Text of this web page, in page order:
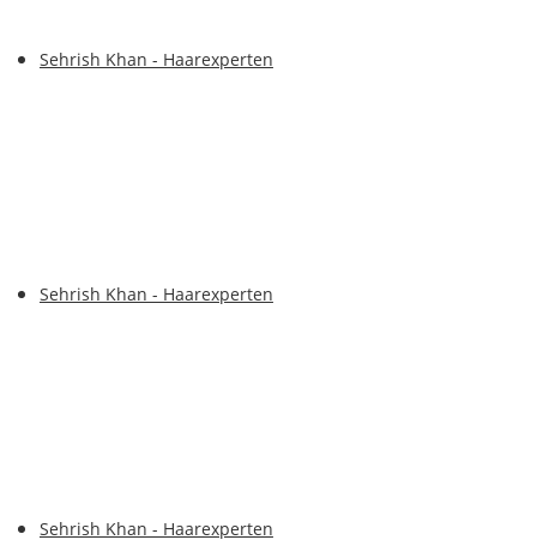
Sehrish Khan - Haarexperten
Sehrish Khan - Haarexperten
Sehrish Khan - Haarexperten